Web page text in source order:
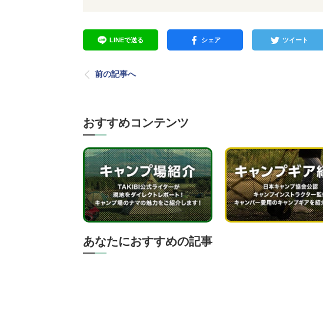
LINEで送る シェア ツイート
前の記事へ
おすすめコンテンツ
あなたにおすすめの記事